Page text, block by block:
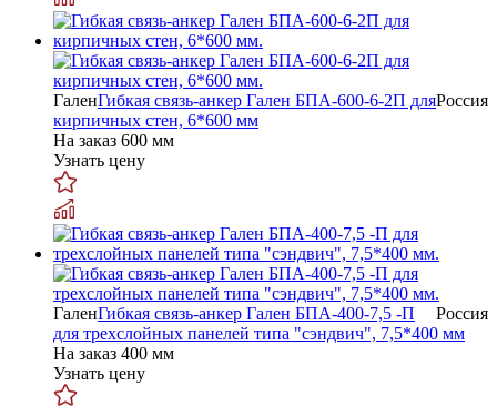
Гален Россия
Гибкая связь-анкер Гален БПА-600-6-2П для
кирпичных стен, 6*600 мм
На заказ 600 мм
Узнать цену
Гален Россия
Гибкая связь-анкер Гален БПА-400-7,5 -П
для трехслойных панелей типа "сэндвич", 7,5*400 мм
На заказ 400 мм
Узнать цену